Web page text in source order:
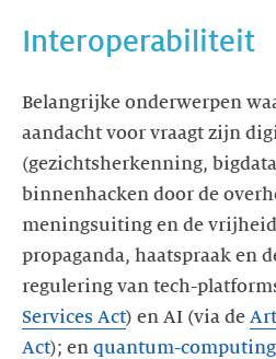
Interoperabiliteit
Belangrijke onderwerpen
aandacht voor vraagt zijn
(gezichtsherkenning,
binnenhacken door de
meningsuiting en de vrijheid
propaganda, haatspraak en
regulering van tech-
Services Act) en AI (via de
Act); en quantum-computing